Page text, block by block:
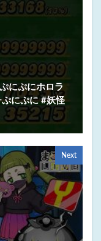
にぷにホロラ
にぷに #妖怪
Next